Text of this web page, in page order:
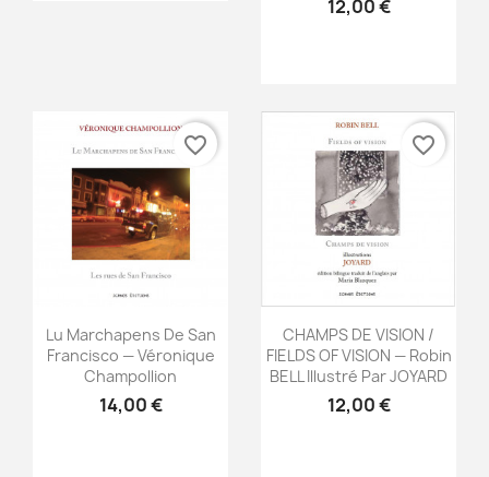
12,00 €
Aperçu rapide
Lu Marchapens De San
Francisco — Véronique
Champollion
14,00 €
favorite_border
Aperçu rapide
CHAMPS DE VISION /
FIELDS OF VISION — Robin
BELL Illustré Par JOYARD
12,00 €
favorite_border